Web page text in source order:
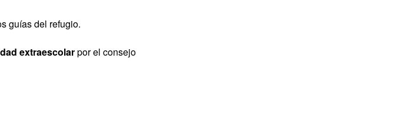
guías del refugio.
extraescolarpor el consejo